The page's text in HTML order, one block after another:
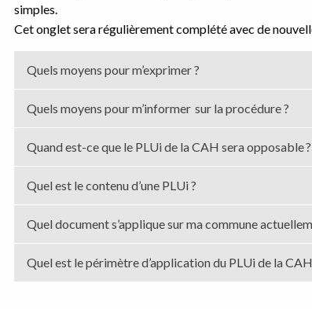
simples.
Cet onglet sera régulièrement complété avec de
Quels moyens pour m’exprimer ?
Quels moyens pour m’informer sur la procédure ?
Quand est-ce que le PLUi de la CAH sera opposable ?
Quel est le contenu d’une PLUi ?
Quel document s’applique sur ma commune
Quel est le périmètre d’application du PLUi de la